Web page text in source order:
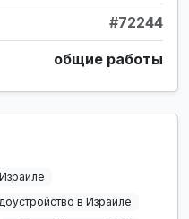
#72244
общие работы
в Израиле